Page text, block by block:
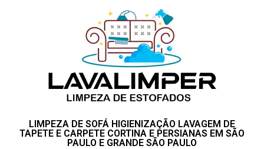
LIMPEZA DE SOFÁ HIGIENIZAÇÃO LAVAGEM DE
TAPETE E CARPETE CORTINA E PERSIANAS EM SÃO
PAULO E GRANDE SÃO PAULO